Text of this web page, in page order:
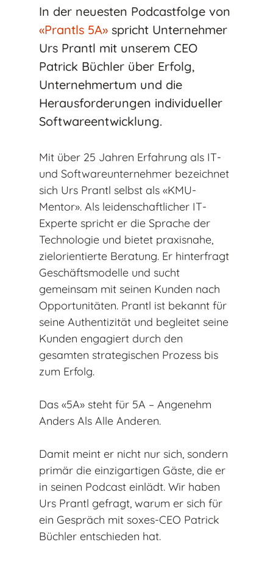
In der neuesten Podcastfolge von
«Prantls 5A» spricht Unternehmer
Urs Prantl mit unserem CEO
Patrick Büchler über Erfolg,
Unternehmertum und die
Herausforderungen individueller
Softwareentwicklung.
Mit über 25 Jahren Erfahrung als IT-
und Softwareunternehmer bezeichnet
sich Urs Prantl selbst als «KMU-
Mentor». Als leidenschaftlicher IT-
Experte spricht er die Sprache der
Technologie und bietet praxisnahe,
zielorientierte Beratung. Er hinterfragt
Geschäftsmodelle und sucht
gemeinsam mit seinen Kunden nach
Opportunitäten. Prantl ist bekannt für
seine Authentizität und begleitet seine
Kunden engagiert durch den
gesamten strategischen Prozess bis
zum Erfolg.
Das «5A» steht für 5A – Angenehm
Anders Als Alle Anderen.
Damit meint er nicht nur sich, sondern
primär die einzigartigen Gäste, die er
in seinen Podcast einlädt. Wir haben
Urs Prantl gefragt, warum er sich für
ein Gespräch mit soxes-CEO Patrick
Büchler entschieden hat.